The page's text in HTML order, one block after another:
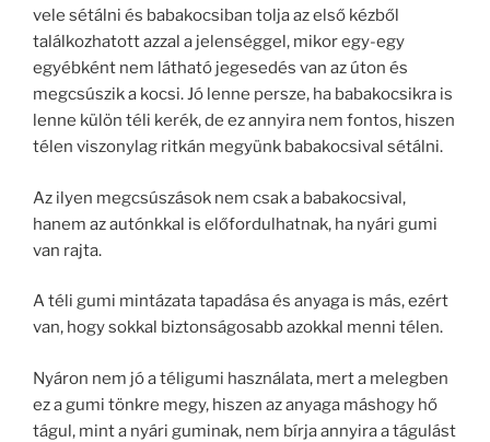
vele sétálni és babakocsiban tolja az első kézből
találkozhatott azzal a jelenséggel, mikor egy-egy
egyébként nem látható jegesedés van az úton és
megcsúszik a kocsi. Jó lenne persze, ha babakocsikra is
lenne külön téli kerék, de ez annyira nem fontos, hiszen
télen viszonylag ritkán megyünk babakocsival sétálni.
Az ilyen megcsúszások nem csak a babakocsival,
hanem az autónkkal is előfordulhatnak, ha nyári gumi
van rajta.
A téli gumi mintázata tapadása és anyaga is más, ezért
van, hogy sokkal biztonságosabb azokkal menni télen.
Nyáron nem jó a téligumi használata, mert a melegben
ez a gumi tönkre megy, hiszen az anyaga máshogy hő
tágul, mint a nyári guminak, nem bírja annyira a tágulást